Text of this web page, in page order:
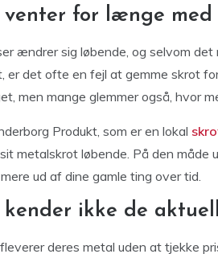
venter for længe
ændrer sig løbende, og selvom
er det ofte en fejl at gemme skrot
men mange glemmer også, hvor
Produkt, som er en lokal
metalskrot løbende. På den måde
ud af dine gamle ting over tid.
kender ikke de
deres metal uden at tjekke